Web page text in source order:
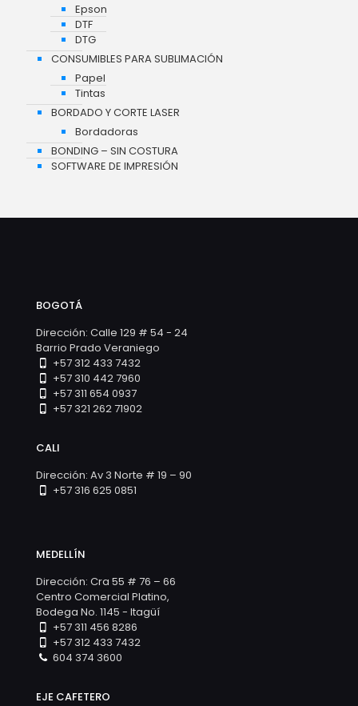
Epson
DTF
DTG
CONSUMIBLES PARA SUBLIMACIÓN
Papel
Tintas
BORDADO Y CORTE LASER
Bordadoras
BONDING – SIN COSTURA
SOFTWARE DE IMPRESIÓN
BOGOTÁ
Dirección: Calle 129 # 54 - 24
Barrio Prado Veraniego
+57 312 433 7432
+57 310 442 7960
+57 311 654 0937
+57 321 262 71902
CALI
Dirección: Av 3 Norte # 19 – 90
+57 316 625 0851
MEDELLÍN
Dirección: Cra 55 # 76 – 66
Centro Comercial Platino,
Bodega No. 1145 - Itagüí
+57 311 456 8286
+57 312 433 7432
604 374 3600
EJE CAFETERO